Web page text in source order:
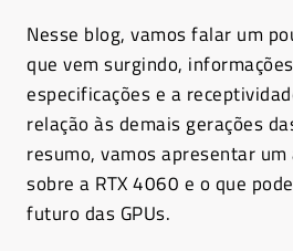
Nesse blog, vamos falar um
que vem surgindo,
especificações e a
relação às demais gerações
resumo, vamos apresentar
sobre a RTX 4060 e o que
futuro das GPUs.